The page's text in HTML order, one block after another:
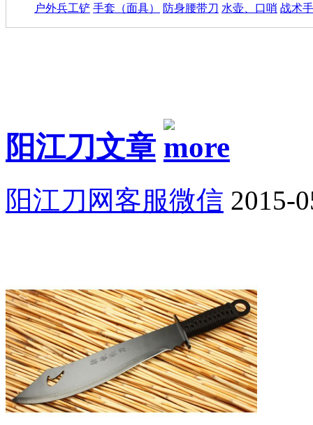
户外兵工铲 手套（面具） 防身腰带刀 水壶、口哨 战术
阳江刀文章
阳江刀网客服微信 2015-